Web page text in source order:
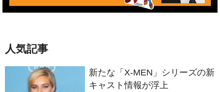
人気記事
新たな「X-MEN」シリーズの新
キャスト情報が浮上